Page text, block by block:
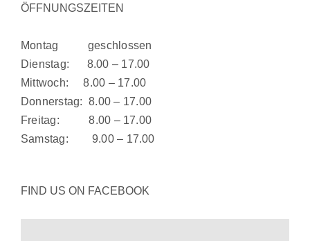
ÖFFNUNGSZEITEN
Montag geschlossen
Dienstag: 8.00 – 17.00
Mittwoch: 8.00 – 17.00
Donnerstag: 8.00 – 17.00
Freitag: 8.00 – 17.00
Samstag: 9.00 – 17.00
FIND US ON FACEBOOK